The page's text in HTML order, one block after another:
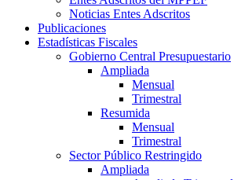
Noticias Entes Adscritos
Publicaciones
Estadísticas Fiscales
Gobierno Central Presupuestario
Ampliada
Mensual
Trimestral
Resumida
Mensual
Trimestral
Sector Público Restringido
Ampliada